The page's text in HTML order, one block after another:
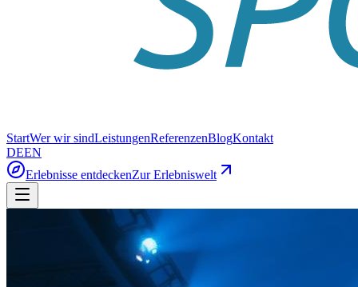
StartWer wir sindLeistungenReferenzenBlogKontakt
DEEN
Erlebnisse entdeckenZur Erlebniswelt